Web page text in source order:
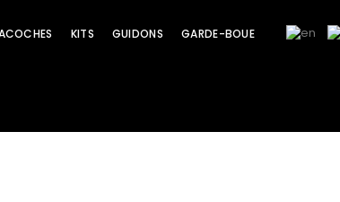
KITS GUIDONS GARDE-BOUE